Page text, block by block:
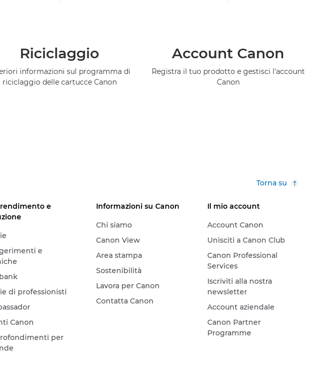
Riciclaggio
informazioni sul programma di
riciclaggio delle cartucce Canon
Account Canon
Registra il tuo prodotto e gestisci l'account
Canon
Torna su
e
e
di professionisti
Canon
per
Informazioni su Canon
Chi siamo
Canon View
Area stampa
Sostenibilità
Lavora per Canon
Contatta Canon
Il mio account
Account Canon
Unisciti a Canon Club
Canon Professional
Services
Iscriviti alla nostra
newsletter
Account aziendale
Canon Partner
Programme